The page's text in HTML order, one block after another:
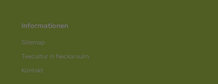
Informationen
Sitemap
Teecultur in Neckarsulm
Kontakt